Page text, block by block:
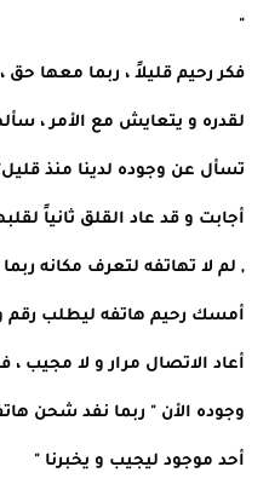
"
فكر رحيم قليلاً ، ربما معها
لقدره و يتعايش مع الأمر ،
تسأل عن وجوده لدينا منذ
أجابت و قد عاد القلق ثانياً
, لم لا تهاتفه لتعرف مكانه
أمسك رحيم هاتفه ليطلب رقم
أعاد الاتصال مرار و لا مجيب
وجوده الأن " ربما نفد شحن
أحد موجود ليجيب و يخبرنا "